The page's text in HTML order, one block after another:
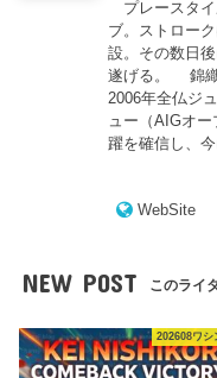
プレースタイ
ブ。ストロー
設。その数日
遂げる。 錦織
2006年全仏ジ
ュー（AIGオ
躍を確信し、今
WebSite
NEW POST このライ
202608ワシ